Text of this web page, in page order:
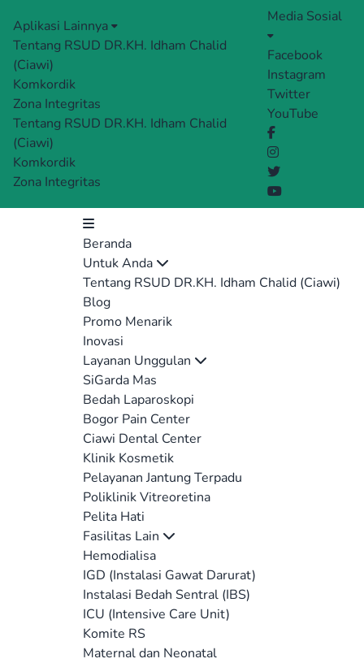
Aplikasi Lainnya
Tentang RSUD DR.KH. Idham Chalid
(Ciawi)
Komkordik
Zona Integritas
Tentang RSUD DR.KH. Idham Chalid
(Ciawi)
Komkordik
Zona Integritas
Media Sosial
Facebook
Instagram
Twitter
YouTube
Beranda
Untuk Anda
Tentang RSUD DR.KH. Idham Chalid (Ciawi)
Blog
Promo Menarik
Inovasi
Layanan Unggulan
SiGarda Mas
Bedah Laparoskopi
Bogor Pain Center
Ciawi Dental Center
Klinik Kosmetik
Pelayanan Jantung Terpadu
Poliklinik Vitreoretina
Pelita Hati
Fasilitas Lain
Hemodialisa
IGD (Instalasi Gawat Darurat)
Instalasi Bedah Sentral (IBS)
ICU (Intensive Care Unit)
Komite RS
Maternal dan Neonatal